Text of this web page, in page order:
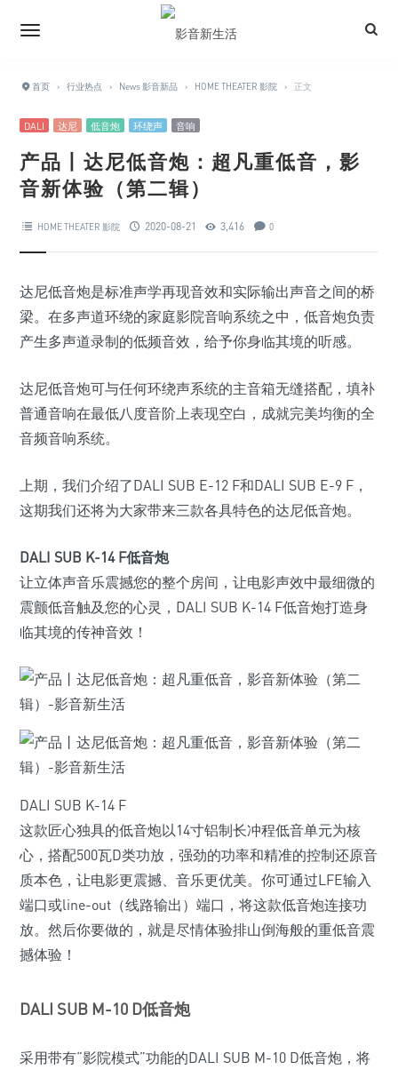
首页 › 行业热点 › News 影音新品 › HOME THEATER 影院 › 正文
DALI 达尼 低音炮 环绕声 音响
产品丨达尼低音炮：超凡重低音，影
音新体验（第二辑）
HOME THEATER 影院 2020-08-21 3,416 0
达尼低音炮是标准声学再现音效和实际输出声音之间的桥
梁。在多声道环绕的家庭影院音响系统之中，低音炮负责
产生多声道录制的低频音效，给予你身临其境的听感。
达尼低音炮可与任何环绕声系统的主音箱无缝搭配，填补
普通音响在最低八度音阶上表现空白，成就完美均衡的全
音频音响系统。
上期，我们介绍了DALI SUB E-12 F和DALI SUB E-9 F，
这期我们还将为大家带来三款各具特色的达尼低音炮。
DALI SUB K-14 F低音炮
让立体声音乐震撼您的整个房间，让电影声效中最细微的
震颤低音触及您的心灵，DALI SUB K-14 F低音炮打造身
临其境的传神音效！
DALI SUB K-14 F
这款匠心独具的低音炮以14寸铝制长冲程低音单元为核
心，搭配500瓦D类功放，强劲的功率和精准的控制还原音
质本色，让电影更震撼、音乐更优美。你可通过LFE输入
端口或line-out（线路输出）端口，将这款低音炮连接功
放。然后你要做的，就是尽情体验排山倒海般的重低音震
撼体验！
DALI SUB M-10 D低音炮
采用带有“影院模式”功能的DALI SUB M-10 D低音炮，将